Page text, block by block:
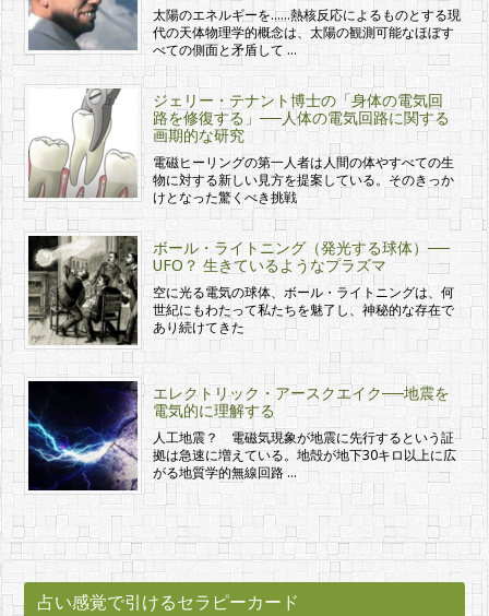
太陽のエネルギーを……熱核反応によるものとする現
代の天体物理学的概念は、太陽の観測可能なほぼす
べての側面と矛盾して …
ジェリー・テナント博士の「身体の電気回
路を修復する」──人体の電気回路に関する
画期的な研究
電磁ヒーリングの第一人者は人間の体やすべての生
物に対する新しい見方を提案している。そのきっか
けとなった驚くべき挑戦
ボール・ライトニング（発光する球体）──
UFO？ 生きているようなプラズマ
空に光る電気の球体、ボール・ライトニングは、何
世紀にもわたって私たちを魅了し、神秘的な存在で
あり続けてきた
エレクトリック・アースクエイク──地震を
電気的に理解する
人工地震？ 電磁気現象が地震に先行するという証
拠は急速に増えている。地殻が地下30キロ以上に広
がる地質学的無線回路 …
占い感覚で引けるセラピーカード